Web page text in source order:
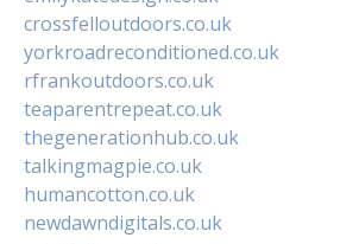
crossfelloutdoors.co.uk
yorkroadreconditioned.co.uk
rfrankoutdoors.co.uk
teaparentrepeat.co.uk
thegenerationhub.co.uk
talkingmagpie.co.uk
humancotton.co.uk
newdawndigitals.co.uk